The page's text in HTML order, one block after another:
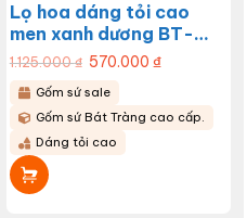
Lọ hoa dáng tỏi cao
men xanh dương BT-
LHS32
1.125.000₫ Giá
gốc
là:
1.125.000 ₫.
570.000₫Giá
hiện
570.000 ₫.
Gốm sứ sale
Gốm sứ Bát Tràng cao cấp.
Dáng tỏi cao